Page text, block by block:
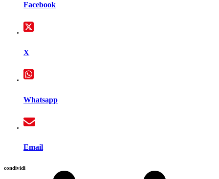
Facebook
X
Whatsapp
Email
condividi